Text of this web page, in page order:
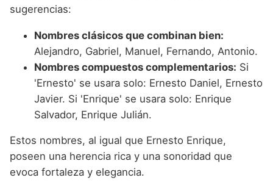
sugerencias:
Nombres clásicos que combinan bien:
Alejandro, Gabriel, Manuel, Fernando, Antonio.
Nombres compuestos complementarios: Si
'Ernesto' se usara solo: Ernesto Daniel, Ernesto
Javier. Si 'Enrique' se usara solo: Enrique
Salvador, Enrique Julián.
Estos nombres, al igual que Ernesto Enrique,
poseen una herencia rica y una sonoridad que
evoca fortaleza y elegancia.